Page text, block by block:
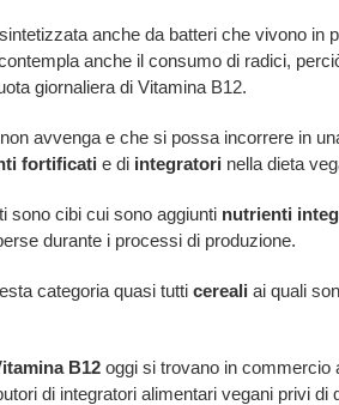
anche da batteri che vivono in
anche il consumo di radici,
giornaliera di Vitamina B12.
avvenga e che si possa incorrere in
fortificati e di integratori nella dieta
sono cibi cui sono aggiunti nutrienti
durante i processi di produzione.
categoria quasi tutti cereali ai quali
B12oggi si trovano in commercio
di integratori alimentari vegani privi di